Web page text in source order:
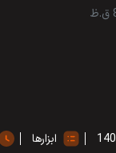
ابزارها